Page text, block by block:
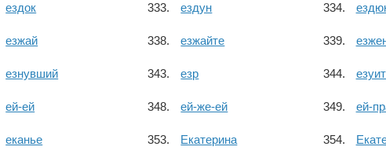
ездок ездун
езжай езжайте
езнувший езр
ей-ей ей-же-ей ей-
еканье Екатерина